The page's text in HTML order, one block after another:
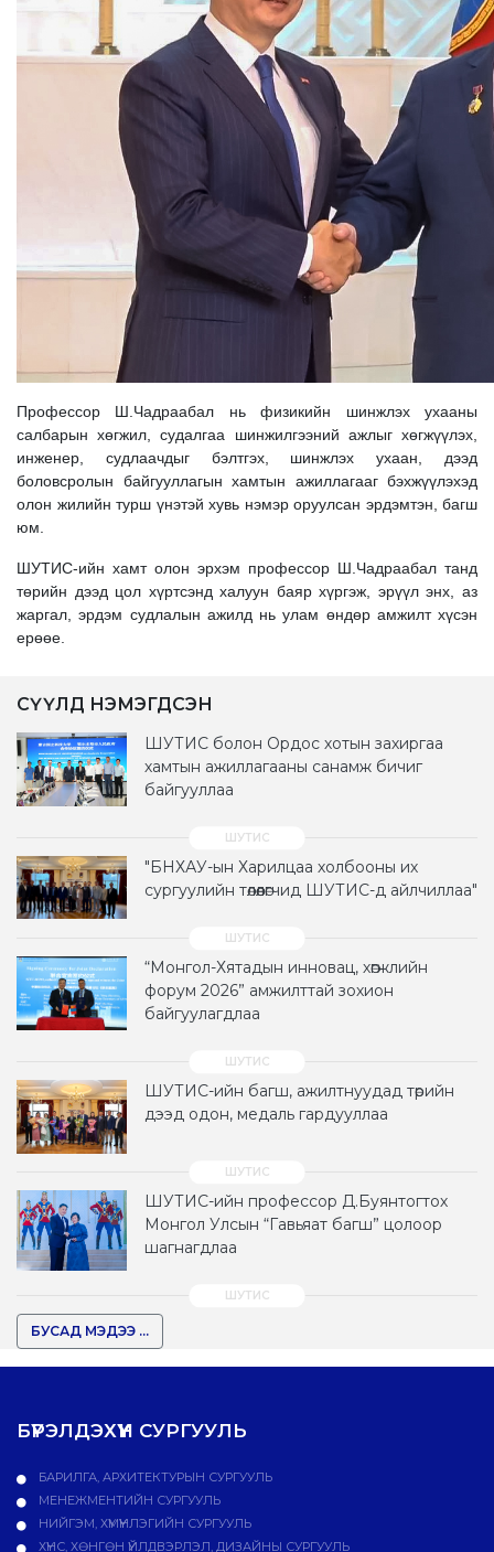
Профессор Ш.Чадраабал нь физикийн шинжлэх ухааны
салбарын хөгжил, судалгаа шинжилгээний ажлыг хөгжүүлэх,
инженер, судлаачдыг бэлтгэх, шинжлэх ухаан, дээд
боловсролын байгууллагын хамтын ажиллагааг бэхжүүлэхэд
олон жилийн турш үнэтэй хувь нэмэр оруулсан эрдэмтэн, багш
юм.
ШУТИС-ийн хамт олон эрхэм профессор Ш.Чадраабал танд
төрийн дээд цол хүртсэнд халуун баяр хүргэж, эрүүл энх, аз
жаргал, эрдэм судлалын ажилд нь улам өндөр амжилт хүсэн
ерөөе.
СҮҮЛД НЭМЭГДСЭН
ШУТИС болон Ордос хотын захиргаа
хамтын ажиллагааны санамж бичиг
байгууллаа
"БНХАУ-ын Харилцаа холбооны их
сургуулийн төлөөлөгчид ШУТИС-д айлчиллаа"
“Монгол-Хятадын инновац, хөгжлийн
форум 2026” амжилттай зохион
байгуулагдлаа
ШУТИС-ийн багш, ажилтнуудад төрийн
дээд одон, медаль гардууллаа
ШУТИС-ийн профессор Д.Буянтогтох
Монгол Улсын “Гавьяат багш” цолоор
шагнагдлаа
БУСАД МЭДЭЭ ...
БҮРЭЛДЭХҮҮН СУРГУУЛЬ
БАРИЛГА, АРХИТЕКТУРЫН СУРГУУЛЬ
МЕНЕЖМЕНТИЙН СУРГУУЛЬ
НИЙГЭМ, ХҮМҮҮНЛЭГИЙН СУРГУУЛЬ
ХҮНС, ХӨНГӨН ҮЙЛДВЭРЛЭЛ, ДИЗАЙНЫ СУРГУУЛЬ